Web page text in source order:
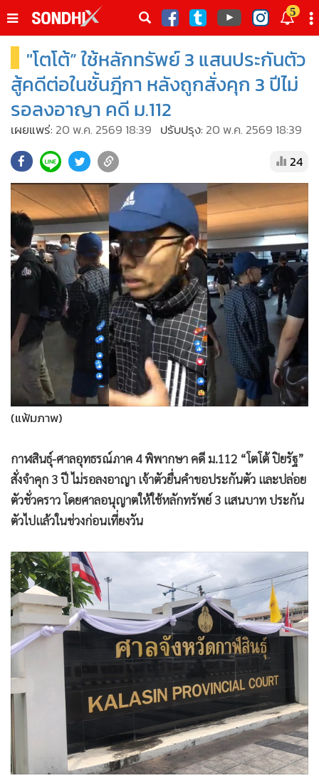
ดต
5
หน้าหลัก
•
SondhiX
•
• World Talk
• ผู้เฒ่าเล่าเรื่อง
• ข่าวลึกปมลับ
• Exclusive Health
ผู้จัดกวน
• น่าสนใจ
• ข่าวอัพเดต
เศรษฐกิจ-ธุรกิจ
• สังคม-โซเชียล
"โตโต้” ใช้หลักทรัพย์ 3 แสนประกันตัว
สู้คดีต่อในชั้นฎีกา หลังถูกสั่งคุก 3 ปีไม่
รอลงอาญา คดี ม.112
เผยแพร่: 20 พ.ค. 2569 18:39 ปรับปรุง: 20 พ.ค. 2569 18:39
24
(แฟ้มภาพ)
กาฬสินธุ์-ศาลอุทธรณ์ภาค 4 พิพากษา คดี ม.112 “โตโต้ ปิยรัฐ”
สั่งจำคุก 3 ปี ไม่รอลงอาญา เจ้าตัวยื่นคำขอประกันตัว และปล่อย
ตัวชั่วคราว โดยศาลอนุญาตให้ใช้หลักทรัพย์ 3 แสนบาท ประกัน
ตัวไปแล้วในช่วงก่อนเที่ยงวัน